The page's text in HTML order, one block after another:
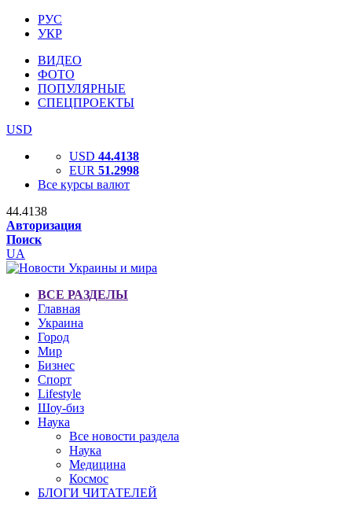
РУС
УКР
ВИДЕО
ФОТО
ПОПУЛЯРНЫЕ
СПЕЦПРОЕКТЫ
USD
USD 44.4138
EUR 51.2998
Все курсы валют
44.4138
Авторизация
Поиск
UA
ВСЕ РАЗДЕЛЫ
Главная
Украина
Город
Мир
Бизнес
Спорт
Lifestyle
Шоу-биз
Наука
Все новости раздела
Наука
Медицина
Космос
БЛОГИ ЧИТАТЕЛЕЙ